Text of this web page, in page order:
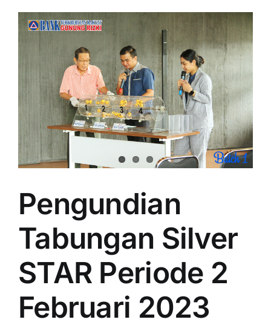
Pengundian
Tabungan Silver
STAR Periode 2
Februari 2023